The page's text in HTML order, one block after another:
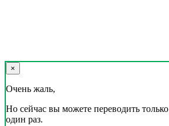
×
Очень жаль,
Но сейчас вы можете переводить только
один раз.